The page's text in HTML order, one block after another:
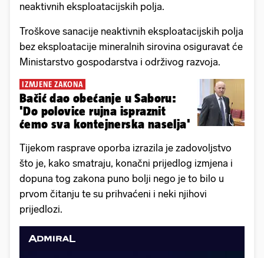
neaktivnih eksploatacijskih polja.
Troškove sanacije neaktivnih eksploatacijskih polja
bez eksploatacije mineralnih sirovina osiguravat će
Ministarstvo gospodarstva i održivog razvoja.
IZMJENE ZAKONA
Bačić dao obećanje u Saboru:
'Do polovice rujna ispraznit
ćemo sva kontejnerska naselja'
Tijekom rasprave oporba izrazila je zadovoljstvo
što je, kako smatraju, konačni prijedlog izmjena i
dopuna tog zakona puno bolji nego je to bilo u
prvom čitanju te su prihvaćeni i neki njihovi
prijedlozi.